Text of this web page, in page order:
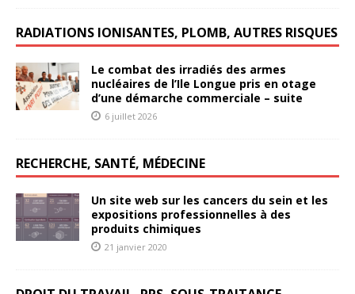
RADIATIONS IONISANTES, PLOMB, AUTRES RISQUES
Le combat des irradiés des armes
nucléaires de l’Ile Longue pris en otage
d’une démarche commerciale – suite
6 juillet 2026
RECHERCHE, SANTÉ, MÉDECINE
Un site web sur les cancers du sein et les
expositions professionnelles à des
produits chimiques
21 janvier 2020